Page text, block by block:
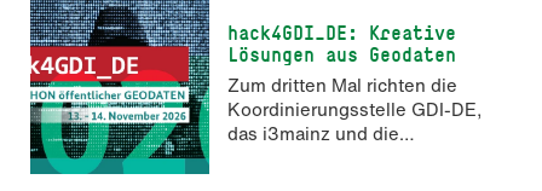
hack4GDI_DE: Kreative
Lösungen aus Geodaten
Zum dritten Mal richten die
Koordinierungsstelle GDI-DE,
das i3mainz und die